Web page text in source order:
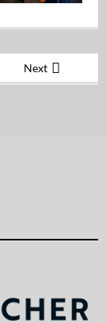
Next